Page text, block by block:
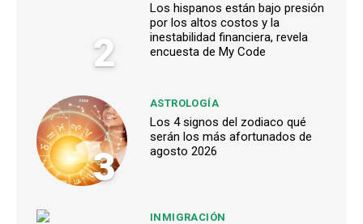
2
Los hispanos están bajo presión
por los altos costos y la
inestabilidad financiera, revela
encuesta de My Code
3
ASTROLOGÍA
Los 4 signos del zodiaco qué
serán los más afortunados de
agosto 2026
INMIGRACIÓN